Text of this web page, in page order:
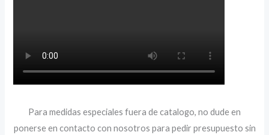
Para medidas especiales fuera de catalogo, no dude en
ponerse en contacto con nosotros para pedir presupuesto sin